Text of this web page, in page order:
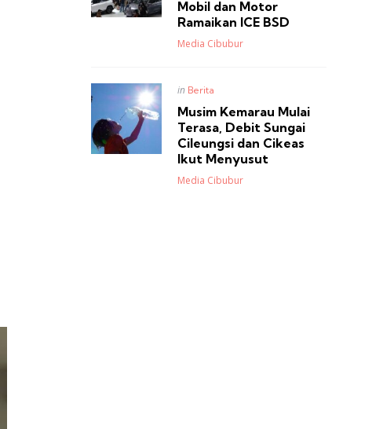
Mobil dan Motor
Ramaikan ICE BSD
Posted
Media Cibubur
Posted
in Berita
Musim Kemarau Mulai
Terasa, Debit Sungai
Cileungsi dan Cikeas
Ikut Menyusut
Posted
Media Cibubur